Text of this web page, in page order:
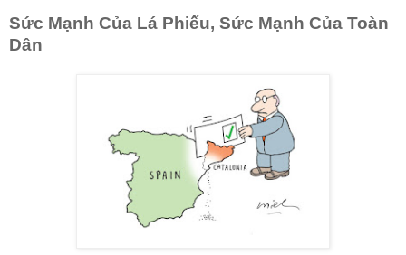
Sức Mạnh Của Lá Phiếu, Sức Mạnh Của Toàn
Dân